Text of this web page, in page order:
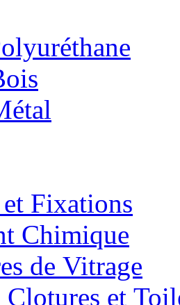
Fixations
Chimique
de Vitrage
et